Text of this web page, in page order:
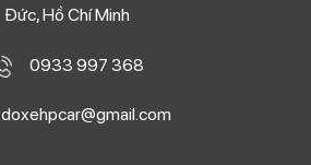
Đức, Hồ Chí Minh
0933 997 368
doxehpcar@gmail.com